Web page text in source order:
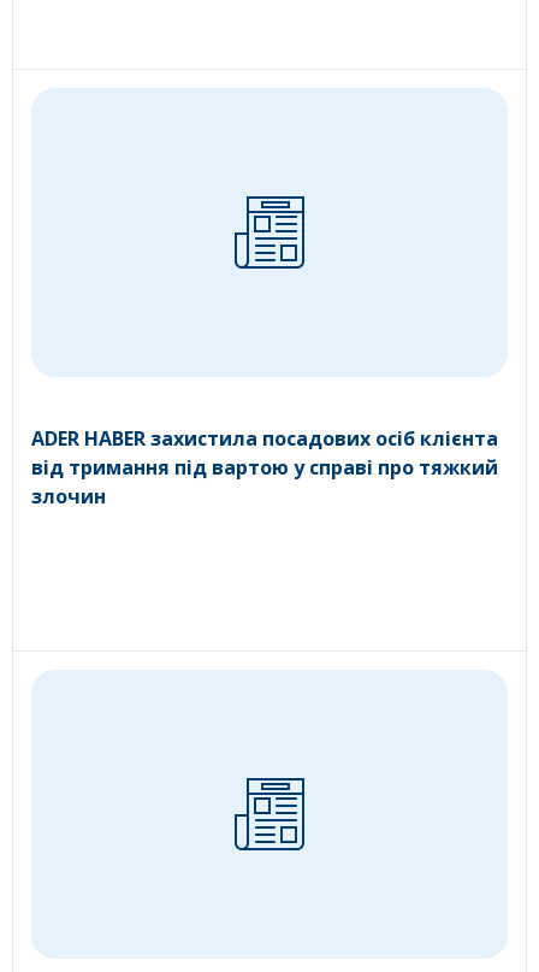
ADER HABER захистила посадових осіб клієнта
від тримання під вартою у справі про тяжкий
злочин